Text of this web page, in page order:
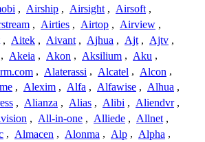
, Airship , Airsight , Airsoft ,
, Airties , Airtop , Airview ,
, Aitek , Aivant , Ajhua , Ajt , Ajtv ,
, Akeia , Akon , Aksilium , Aku ,
, Alaterassi , Alcatel , Alcon ,
, Alexim , Alfa , Alfawise , Alhua ,
, Alianza , Alias , Alibi , Aliendvr ,
, All-in-one , Alliede , Allnet ,
, Almacen , Alonma , Alp , Alpha ,